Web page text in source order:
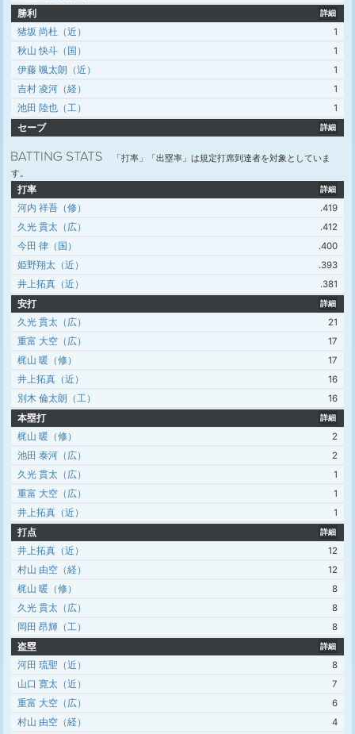
勝利
詳細
猪坂 尚杜（近）
1
秋山 快斗（国）
1
伊藤 颯太朗（近）
1
吉村 凌河（経）
1
池田 陸也（工）
1
セーブ
詳細
「打率」「出塁率」は規定打席到達者を対象としていま
す。
打率
詳細
河内 祥吾（修）
.419
久光 貫太（広）
.412
今田 律（国）
.400
姫野翔太（近）
.393
井上拓真（近）
.381
安打
詳細
久光 貫太（広）
21
重富 大空（広）
17
梶山 暖（修）
17
井上拓真（近）
16
別木 倫太朗（工）
16
本塁打
詳細
梶山 暖（修）
2
池田 泰河（広）
2
久光 貫太（広）
1
重富 大空（広）
1
井上拓真（近）
1
打点
詳細
井上拓真（近）
12
村山 由空（経）
12
梶山 暖（修）
8
久光 貫太（広）
8
岡田 昂輝（工）
8
盗塁
詳細
河田 琉聖（近）
8
山口 寛太（近）
7
重富 大空（広）
6
村山 由空（経）
4